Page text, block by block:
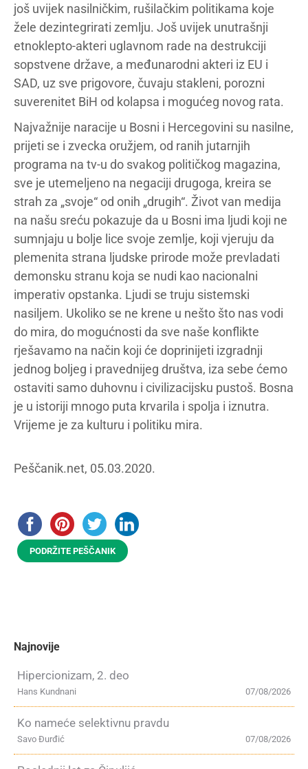
još uvijek nasilničkim, rušilačkim politikama koje
žele dezintegrirati zemlju. Još uvijek unutrašnji
etnoklepto-akteri uglavnom rade na destrukciji
sopstvene države, a međunarodni akteri iz EU i
SAD, uz sve prigovore, čuvaju stakleni, porozni
suverenitet BiH od kolapsa i mogućeg novog rata.
Najvažnije naracije u Bosni i Hercegovini su nasilne,
prijeti se i zvecka oružjem, od ranih jutarnjih
programa na tv-u do svakog političkog magazina,
sve je utemeljeno na negaciji drugoga, kreira se
strah za „svoje“ od onih „drugih“. Život van medija
na našu sreću pokazuje da u Bosni ima ljudi koji ne
sumnjaju u bolje lice svoje zemlje, koji vjeruju da
plemenita strana ljudske prirode može prevladati
demonsku stranu koja se nudi kao nacionalni
imperativ opstanka. Ljudi se truju sistemski
nasiljem. Ukoliko se ne krene u nešto što nas vodi
do mira, do mogućnosti da sve naše konflikte
rješavamo na način koji će doprinijeti izgradnji
jednog boljeg i pravednijeg društva, iza sebe ćemo
ostaviti samo duhovnu i civilizacijsku pustoš. Bosna
je u istoriji mnogo puta krvarila i spolja i iznutra.
Vrijeme je za kulturu i politiku mira.
Peščanik.net, 05.03.2020.
PODRŽITE PEŠČANIK
Najnovije
Hipercionizam, 2. deo
07/08/2026
Hans Kundnani
Ko nameće selektivnu pravdu
07/08/2026
Savo Đurđić